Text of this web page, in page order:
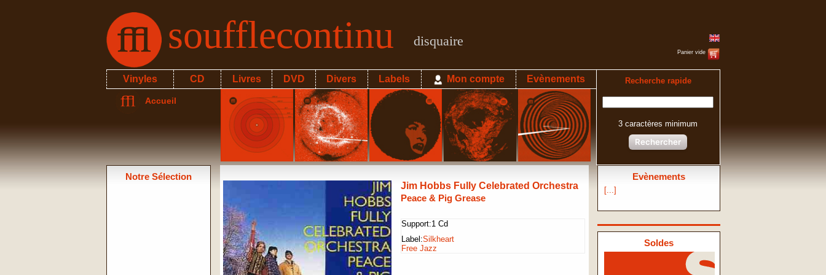
soufflecontinu disquaire
Panier vide
Vinyles CD Livres DVD Divers Labels Mon compte Evènements Recherche rapide
3 caractères minimum
Rechercher
Accueil
Evènements
[...]
Soldes
Notre Sélection
Jim Hobbs Fully Celebrated Orchestra
Peace & Pig Grease
Support:1 Cd
Label:Silkheart
Free Jazz